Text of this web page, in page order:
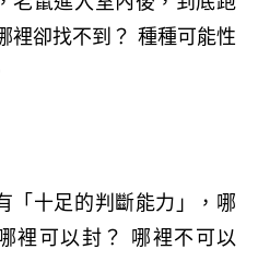
裡卻找不到？ 種種可能性
「十足的判斷能力」，哪
裡可以封？ 哪裡不可以